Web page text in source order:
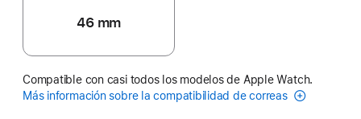
46 mm
Compatible con casi todos los modelos de Apple Watch.
Más información sobre la compatibilidad de correas